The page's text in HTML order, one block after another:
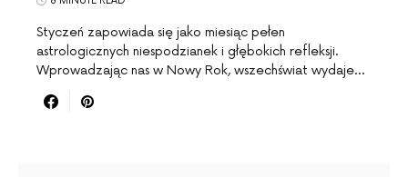
Styczeń zapowiada się jako miesiąc pełen
astrologicznych niespodzianek i głębokich refleksji.
Wprowadzając nas w Nowy Rok, wszechświat wydaje…